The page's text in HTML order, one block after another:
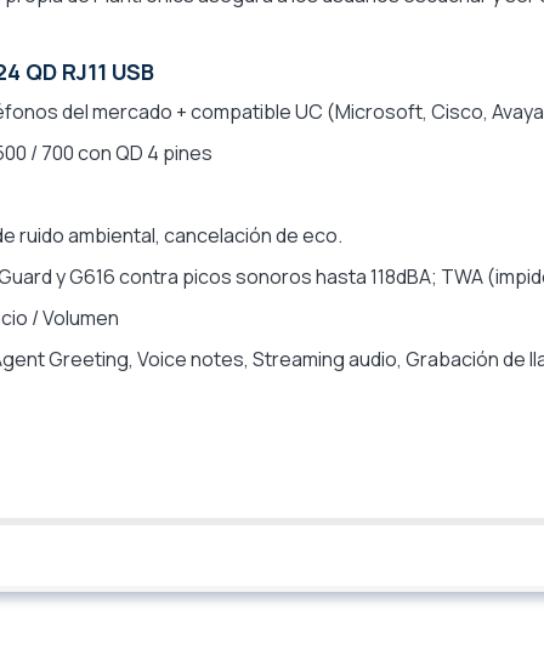
RJ11 USB
del mercado + compatible UC (Microsoft, Cisco,
/ 700 con QD 4 pines
ruido ambiental, cancelación de eco.
y G616 contra picos sonoros hasta 118dBA; TWA
/ Volumen
Greeting, Voice notes, Streaming audio, Grabación de